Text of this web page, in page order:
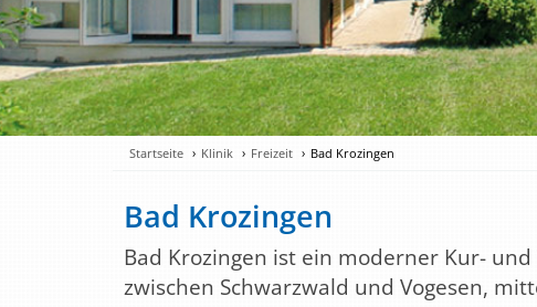
Startseite Klinik Freizeit Bad Krozingen
Bad Krozingen
Bad Krozingen ist ein moderner Kur-
zwischen Schwarzwald und Vogesen,